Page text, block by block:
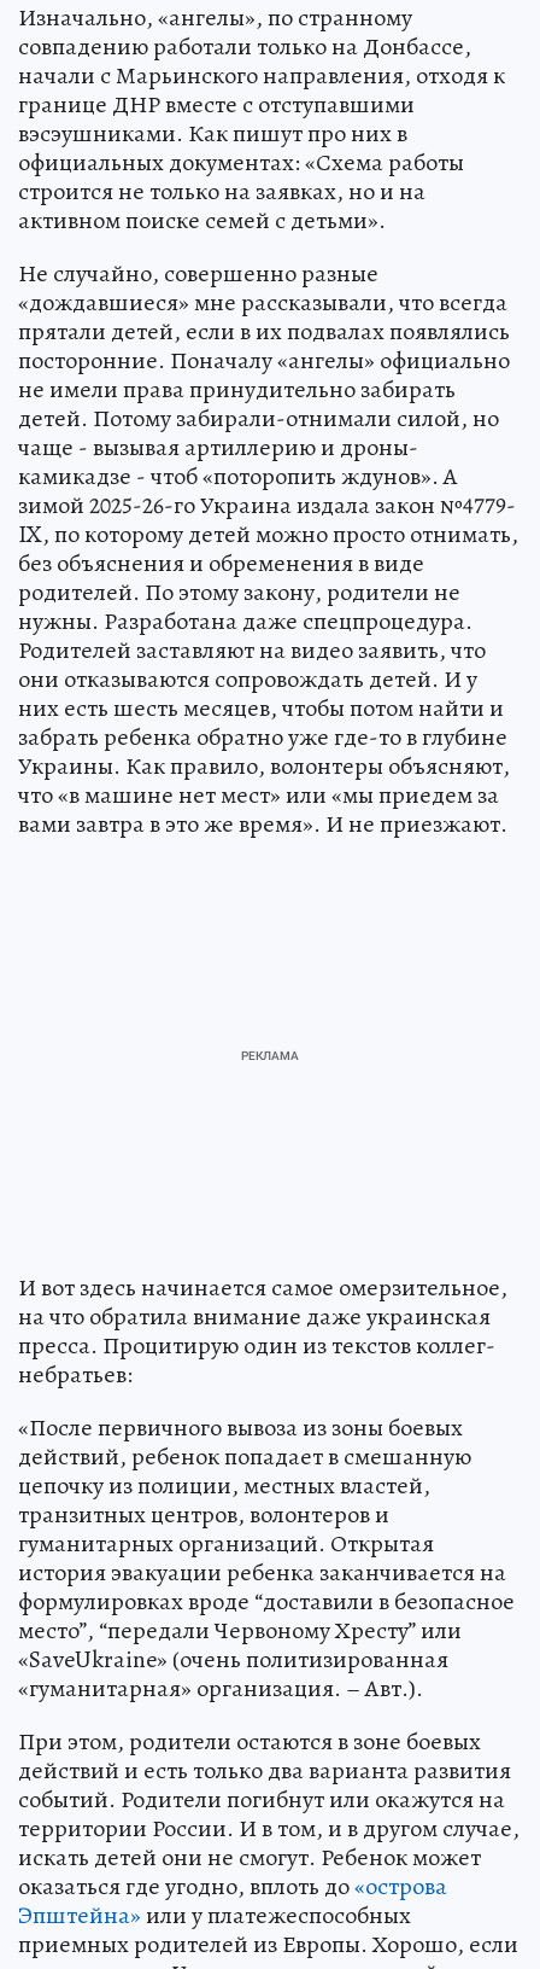
Изначально, «ангелы», по странному
совпадению работали только на Донбассе,
начали с Марьинского направления, отходя к
границе ДНР вместе с отступавшими
вэсэушниками. Как пишут про них в
официальных документах: «Схема работы
строится не только на заявках, но и на
активном поиске семей с детьми».
Не случайно, совершенно разные
«дождавшиеся» мне рассказывали, что всегда
прятали детей, если в их подвалах появлялись
посторонние. Поначалу «ангелы» официально
не имели права принудительно забирать
детей. Потому забирали-отнимали силой, но
чаще - вызывая артиллерию и дроны-
камикадзе - чтоб «поторопить ждунов». А
зимой 2025-26-го Украина издала закон №4779-
IX, по которому детей можно просто отнимать,
без объяснения и обременения в виде
родителей. По этому закону, родители не
нужны. Разработана даже спецпроцедура.
Родителей заставляют на видео заявить, что
они отказываются сопровождать детей. И у
них есть шесть месяцев, чтобы потом найти и
забрать ребенка обратно уже где-то в глубине
Украины. Как правило, волонтеры объясняют,
что «в машине нет мест» или «мы приедем за
вами завтра в это же время». И не приезжают.
И вот здесь начинается самое омерзительное,
на что обратила внимание даже украинская
пресса. Процитирую один из текстов коллег-
небратьев:
«После первичного вывоза из зоны боевых
действий, ребенок попадает в смешанную
цепочку из полиции, местных властей,
транзитных центров, волонтеров и
гуманитарных организаций. Открытая
история эвакуации ребенка заканчивается на
формулировках вроде “доставили в безопасное
место”, “передали Червоному Хресту” или
«SaveUkraine» (очень политизированная
«гуманитарная» организация. – Авт.).
При этом, родители остаются в зоне боевых
действий и есть только два варианта развития
событий. Родители погибнут или окажутся на
территории России. И в том, и в другом случае,
искать детей они не смогут. Ребенок может
оказаться где угодно, вплоть до«острова
Эпштейна»или у платежеспособных
приемных родителей из Европы. Хорошо, если